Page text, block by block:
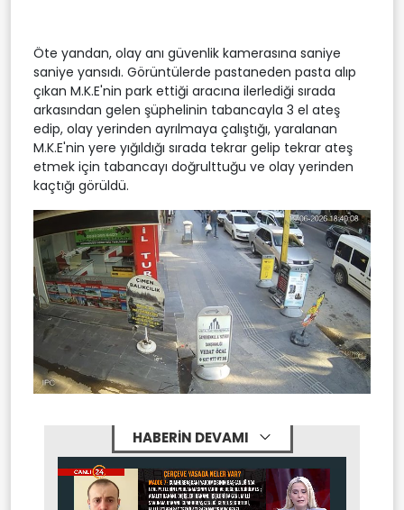
Öte yandan, olay anı güvenlik kamerasına saniye
saniye yansıdı. Görüntülerde pastaneden pasta alıp
çıkan M.K.E'nin park ettiği aracına ilerlediği sırada
arkasından gelen şüphelinin tabancayla 3 el ateş
edip, olay yerinden ayrılmaya çalıştığı, yaralanan
M.K.E'nin yere yığıldığı sırada tekrar gelip tekrar ateş
etmek için tabancayı doğrulttuğu ve olay yerinden
kaçtığı görüldü.
HABERİN DEVAMI